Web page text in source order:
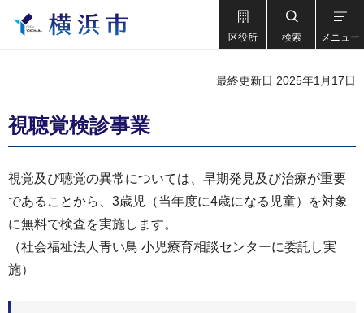
区役所 検索 メニュー
最終更新日 2025年1月17日
視聴覚検診事業
視覚及び聴覚の異常については、早期発見及び治療が重要
であることから、3歳児（当年度に4歳になる児童）を対象
に無料で検査を実施します。
（社会福祉法人青い鳥 小児療育相談センターに委託し実
施）